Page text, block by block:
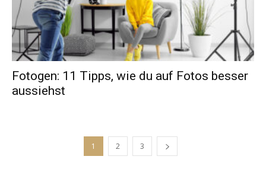
Fotogen: 11 Tipps, wie du auf Fotos besser
aussiehst
1 2 3